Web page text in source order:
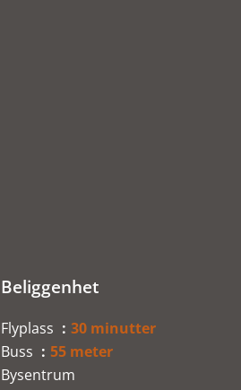
Beliggenhet
Flyplass
30 minutter
Buss
55 meter
Bysentrum